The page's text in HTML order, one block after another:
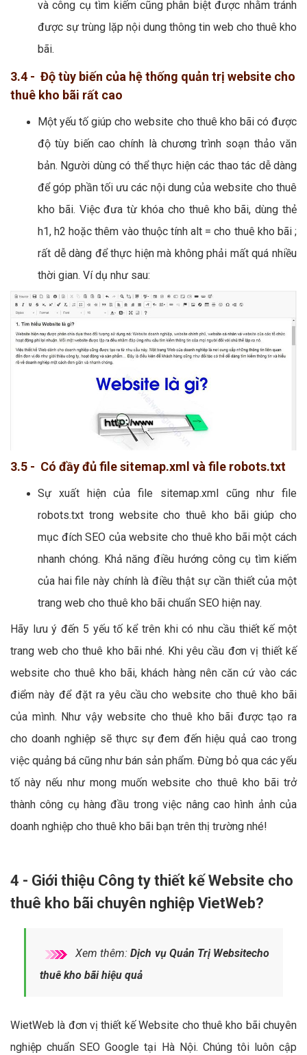
và công cụ tìm kiếm cũng phân biệt được nhằm tránh
được sự trùng lặp nội dung thông tin web cho thuê kho
bãi.
3.4 - Độ tùy biến của hệ thống quản trị website cho
thuê kho bãi rất cao
Một yếu tố giúp cho website cho thuê kho bãi có được
độ tùy biến cao chính là chương trình soạn thảo văn
bản. Người dùng có thể thực hiện các thao tác dễ dàng
để góp phần tối ưu các nội dung của website cho thuê
kho bãi. Việc đưa từ khóa cho thuê kho bãi, dùng thẻ
h1, h2 hoặc thêm vào thuộc tính alt = cho thuê kho bãi ;
rất dễ dàng để thực hiện mà không phải mất quá nhiều
thời gian. Ví dụ như sau:
3.5 - Có đầy đủ file sitemap.xml và file robots.txt
Sự xuất hiện của file sitemap.xml cũng như file
robots.txt trong website cho thuê kho bãi giúp cho
mục đích SEO của website cho thuê kho bãi một cách
nhanh chóng. Khả năng điều hướng công cụ tìm kiếm
của hai file này chính là điều thật sự cần thiết của một
trang web cho thuê kho bãi chuẩn SEO hiện nay.
Hãy lưu ý đến 5 yếu tố kể trên khi có nhu cầu thiết kế một
trang web cho thuê kho bãi nhé. Khi yêu cầu đơn vị thiết kế
website cho thuê kho bãi, khách hàng nên căn cứ vào các
điểm này để đặt ra yêu cầu cho website cho thuê kho bãi
của mình. Như vậy website cho thuê kho bãi được tạo ra
cho doanh nghiệp sẽ thực sự đem đến hiệu quả cao trong
việc quảng bá cũng như bán sản phẩm. Đừng bỏ qua các yếu
tố này nếu như mong muốn website cho thuê kho bãi trở
thành công cụ hàng đầu trong việc nâng cao hình ảnh của
doanh nghiệp cho thuê kho bãi bạn trên thị trường nhé!
4 - Giới thiệu Công ty thiết kế Website cho
thuê kho bãi chuyên nghiệp VietWeb?
Xem thêm:Dịch vụ Quản Trị Websitecho
thuê kho bãi hiệu quả
WietWeb là đơn vị thiết kế Website cho thuê kho bãi chuyên
nghiệp chuẩn SEO Google tại Hà Nội. Chúng tôi luôn cập